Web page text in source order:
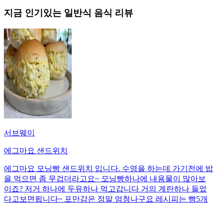
지금 인기있는 일반식 음식 리뷰
서브웨이
에그마요 샌드위치
에그마요 모닝빵 샌드위치 입니다. 수영을 하는데 가기전에 밥
을 먹으면 좀 무겁더라고요~ 모닝빵하나에 내용물이 많아보
이죠? 저거 하나에 두유하나 먹고갑니다 거의 계란하나 들었
다고보면됩니다~ 포만감은 정말 엄청나구요 레시피는 빵5개